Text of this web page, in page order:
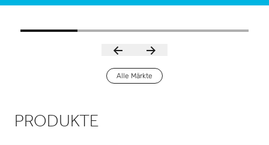
Alle Märkte
PRODUKTE